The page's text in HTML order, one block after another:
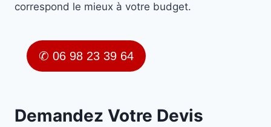
correspond le mieux à votre budget.
✆ 06 98 23 39 64
Demandez Votre Devis